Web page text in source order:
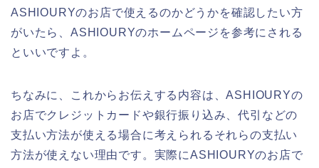
ASHIOURYのお店で使えるのかどうかを確認したい方
がいたら、ASHIOURYのホームページを参考にされる
といいですよ。
ちなみに、これからお伝えする内容は、ASHIOURYの
お店でクレジットカードや銀行振り込み、代引などの
支払い方法が使える場合に考えられるそれらの支払い
方法が使えない理由です。実際にASHIOURYのお店で